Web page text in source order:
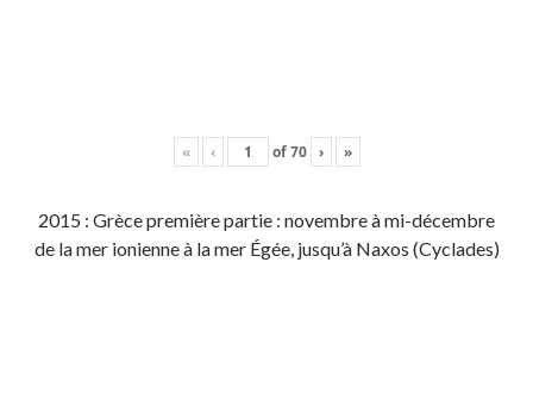
« ‹ of70 › »
2015 : Grèce première partie : novembre à mi-décembre
de la mer ionienne à la mer Égée, jusqu’à Naxos (Cyclades)